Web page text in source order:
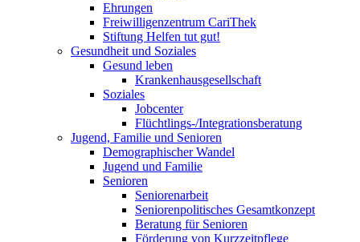
Ehrungen
Freiwilligenzentrum CariThek
Stiftung Helfen tut gut!
Gesundheit und Soziales
Gesund leben
Krankenhausgesellschaft
Soziales
Jobcenter
Flüchtlings-/Integrationsberatung
Jugend, Familie und Senioren
Demographischer Wandel
Jugend und Familie
Senioren
Seniorenarbeit
Seniorenpolitisches Gesamtkonzept
Beratung für Senioren
Förderung von Kurzzeitpflege